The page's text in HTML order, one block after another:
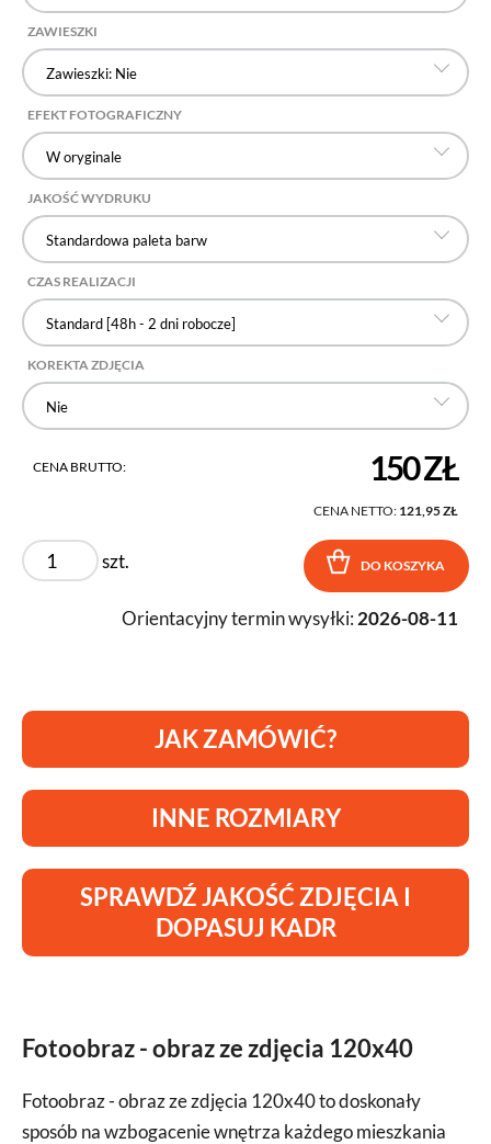
ZAWIESZKI
Zawieszki: Nie
EFEKT FOTOGRAFICZNY
W oryginale
JAKOŚĆ WYDRUKU
Standardowa paleta barw
CZAS REALIZACJI
Standard [48h - 2 dni robocze]
KOREKTA ZDJĘCIA
Nie
CENA BRUTTO: 150 ZŁ
CENA NETTO: 121,95 ZŁ
szt. DO KOSZYKA
Orientacyjny termin wysyłki: 2026-08-11
JAK ZAMÓWIĆ?
INNE ROZMIARY
SPRAWDŹ JAKOŚĆ ZDJĘCIA I
DOPASUJ KADR
Fotoobraz - obraz ze zdjęcia 120x40
Fotoobraz - obraz ze zdjęcia 120x40 to doskonały
sposób na wzbogacenie wnętrza każdego mieszkania